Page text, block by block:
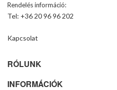
Rendelés információ:
Tel: +36 20 96 96 202
Kapcsolat
RÓLUNK
INFORMÁCIÓK